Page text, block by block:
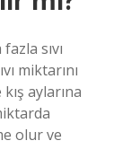
sıvı
miktarını
aylarına
olur ve